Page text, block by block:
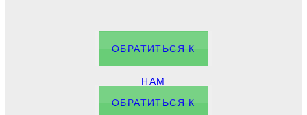
ОБРАТИТЬСЯ К
НАМ
ОБРАТИТЬСЯ К